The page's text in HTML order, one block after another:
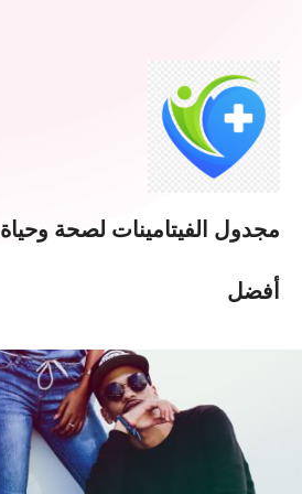
مجدول الفيتامينات لصحة وحياة
أفضل